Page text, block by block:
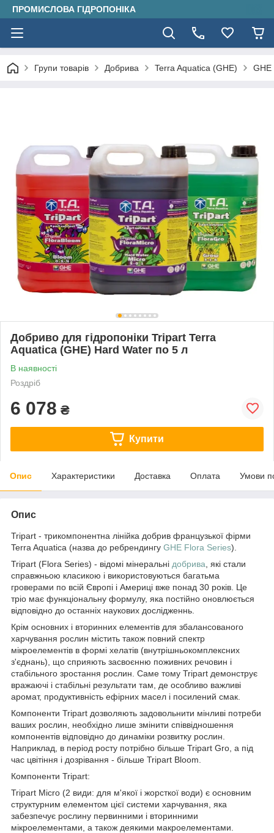
ПРОМИСЛОВА ГІДРОПОНІКА
Групи товарів Добрива Terra Aquatica (GHE) GHE
Добриво для гідропоніки Tripart Terra
Aquatica (GHE) Hard Water по 5 л
В наявності
Роздріб
6 078 ₴
Купити
Опис Характеристики Доставка Оплата Умови
Опис
Tripart - трикомпонентна лінійка добрив французької фірми
Terra Aquatica (назва до ребрендингу GHE Flora Series).
Tripart (Flora Series) - відомі мінеральні добрива , які стали
справжньою класикою і використовуються багатьма
гроверами по всій Європі і Америці вже понад 30 років. Це
тріо має функціональну формулу, яка постійно оновлюється
відповідно до останніх наукових дослідженнь.
Крім основних і вторинних елементів для збалансованого
харчування рослин містить також повний спектр
мікроелементів в формі хелатів (внутрішньокомплексних
з'єднань), що сприяють засвоєнню поживних речовин і
стабільного зростання рослин. Саме тому Tripart демонструє
вражаючі і стабільні результати там, де особливо важливі
аромат, продуктивність ефірних масел і посилений смак.
Компоненти Tripart дозволяють задовольнити мінливі потреби
ваших рослин, необхідно лише змінити співвідношення
компонентів відповідно до динаміки розвитку рослин.
Наприклад, в період росту потрібно більше Tripart Gro, а під
час цвітіння і дозрівання - більше Tripart Bloom.
Компоненти Tripart:
Tripart Micro (2 види: для м'якої і жорсткої води) є основним
структурним елементом цієї системи харчування, яка
забезпечує рослину первинними і вторинними
мікроелементами, а також деякими макроелементами.